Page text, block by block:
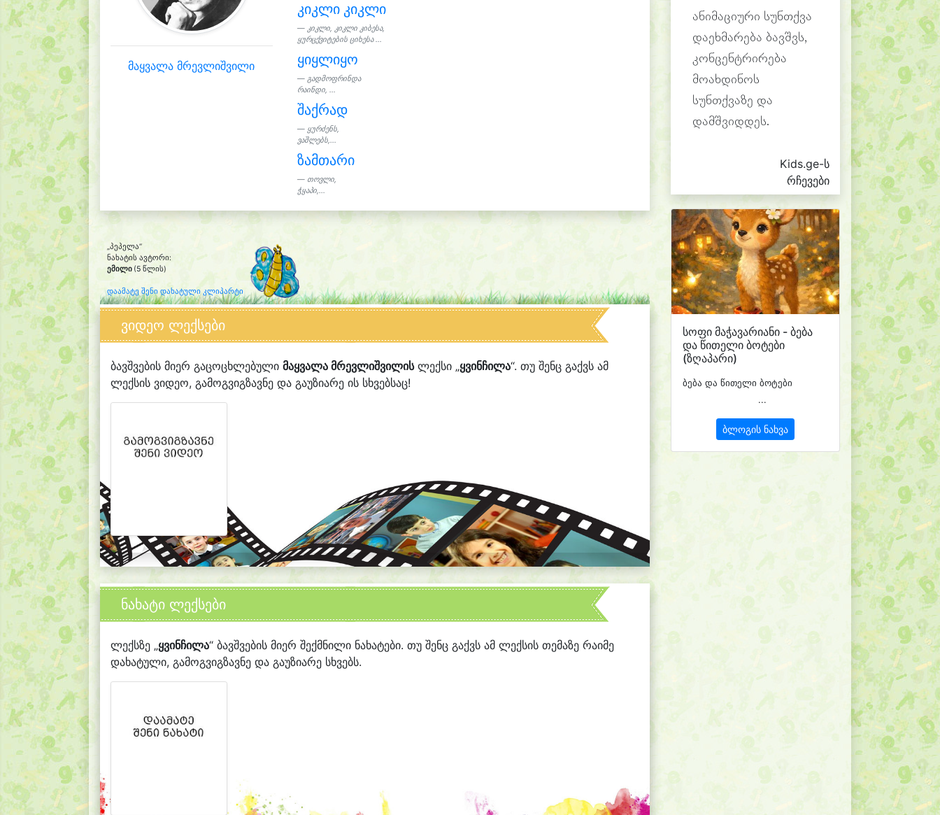
მაყვალა მრევლიშვილი
კიკლი კიკლი
კიკლი, კიკლი კიბესა,
ყურცქვიტების ციხესა ...
ყიყლიყო
გადმოფრინდა
რაინდი, ...
შაქრად
ყურძენს,
ვაშლებს,...
ზამთარი
თოვლი,
ჭყაპი,...
„პეპელა“
ნახატის ავტორი:
ემილი (5 წლის)
დაამატე შენი დახატული კლიპარტი
ვიდეო ლექსები
ბავშვების მიერ გაცოცხლებული მაყვალა მრევლიშვილისლექსი „ყვინჩილა“. თუ შენც გაქვს ამ
ლექსის ვიდეო, გამოგვიგზავნე და გაუზიარე ის სხვებსაც!
ნახატი ლექსები
ლექსზე „ყვინჩილა“ ბავშვების მიერ შექმნილი ნახატები. თუ შენც გაქვს ამ ლექსის თემაზე რაიმე
დახატული, გამოგვიგზავნე და გაუზიარე სხვებს.
ანიმაციური სუნთქვა
დაეხმარება ბავშვს,
კონცენტრირება
მოახდინოს
სუნთქვაზე და
დამშვიდდეს.
Kids.ge-ს
რჩევები
სოფი მაჭავარიანი - ბება
და წითელი ბოტები
(ზღაპარი)
ბება და წითელი ბოტები
...
ბლოგის ნახვა